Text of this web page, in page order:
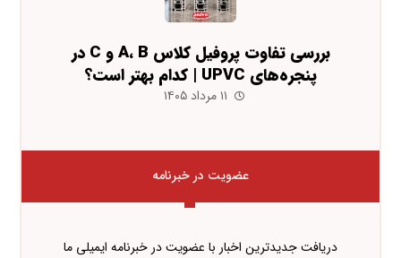
بررسی تفاوت پروفیل کلاس A، B و C در
پنجره‌های UPVC | کدام بهتر است؟
۱۱ مرداد ۱۴۰۵
عضویت در خبرنامه
دریافت جدیدترین اخبار با عضویت در خبرنامه ایمیلی ما